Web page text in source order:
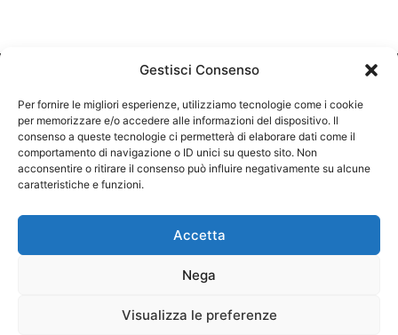
CHI SIAMO
SEGUICI
©
Gestisci Consenso
Per fornire le migliori esperienze, utilizziamo tecnologie come i cookie
per memorizzare e/o accedere alle informazioni del dispositivo. Il
consenso a queste tecnologie ci permetterà di elaborare dati come il
comportamento di navigazione o ID unici su questo sito. Non
acconsentire o ritirare il consenso può influire negativamente su alcune
caratteristiche e funzioni.
Accetta
Nega
Visualizza le preferenze